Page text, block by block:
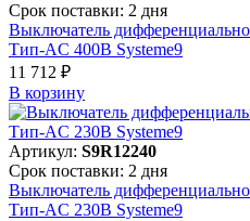
Срок поставки: 2 дня
Выключатель
Тип-AC 400В Systeme9
11 712 ₽
В корзинy
Артикул: S9R12240
Срок поставки: 2 дня
Выключатель
Тип-AC 230В Systeme9